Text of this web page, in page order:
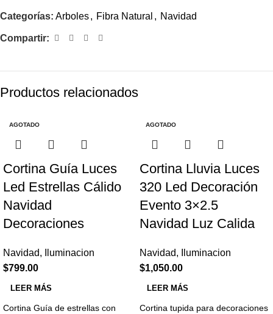
Categorías: Arboles, Fibra Natural , Navidad
Compartir:
Productos relacionados
AGOTADO
Cortina Guía Luces
Led Estrellas Cálido
Navidad
Decoraciones
Navidad,
Iluminacion
$799.00
LEER MÁS
Cortina Guía de estrellas con
AGOTADO
Cortina Lluvia Luces
320 Led Decoración
Evento 3×2.5
Navidad Luz Calida
Navidad,
Iluminacion
$1,050.00
LEER MÁS
Cortina tupida para decoraciones